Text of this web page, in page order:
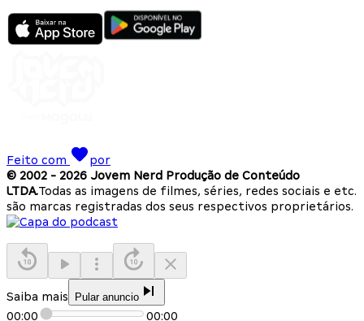
Feito com
por
© 2002 - 2026 Jovem Nerd Produção de Conteúdo
LTDA.Todas as imagens de filmes, séries, redes sociais e etc.
são marcas registradas dos seus respectivos proprietários.
Saiba mais Pular anuncio
00:00 00:00